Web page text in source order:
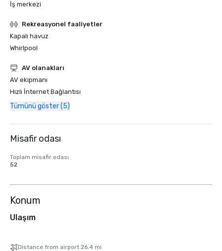
İş merkezi
Rekreasyonel faaliyetler
Kapalı havuz
Whirlpool
AV olanakları
AV ekipmanı
Hızlı İnternet Bağlantısı
Tümünü göster (5)
Misafir odası
Toplam misafir odası
52
Konum
Ulaşım
Distance from airport 26.4 mi